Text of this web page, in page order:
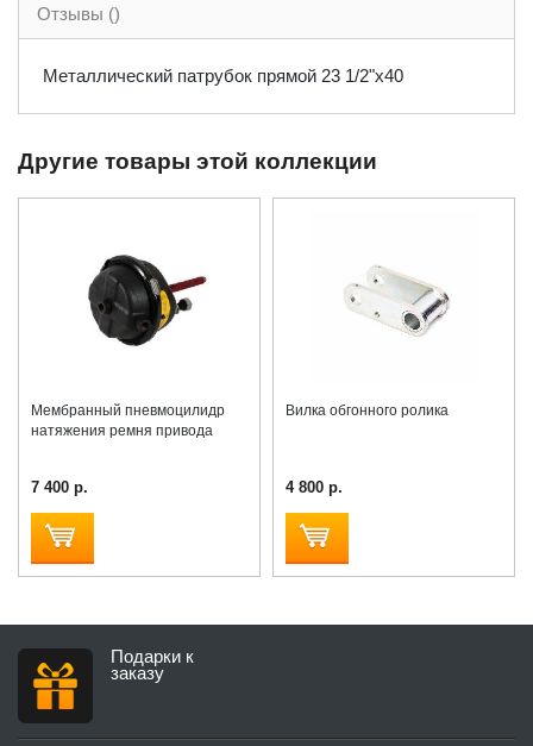
Отзывы ()
Металлический патрубок прямой 23 1/2"x40
Другие товары этой коллекции
Мембранный пневмоцилидр
натяжения ремня привода
7 400 р.
Вилка обгонного ролика
4 800 р.
Подарки к
заказу